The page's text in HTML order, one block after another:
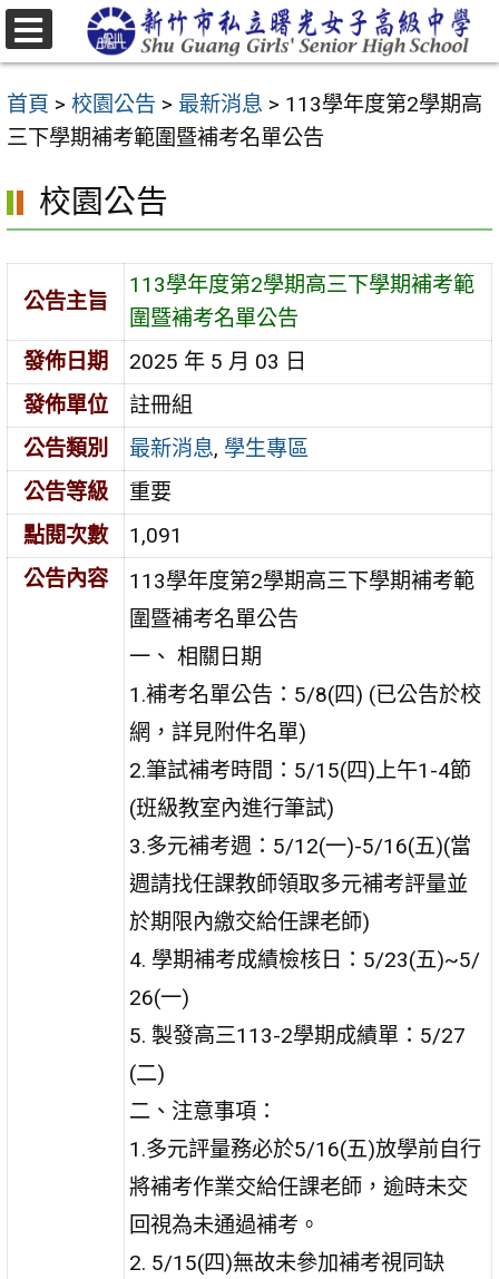
跳
至
要
內
區
首頁 > 校園公告 > 最新消息 > 113學年度第2學期高
三下學期補考範圍暨補考名單公告
校園公告
公告主旨
113學年度第2學期高三下學期補考範
圍暨補考名單公告
發佈日期
2025 年 5 月 03 日
發佈單位
註冊組
公告類別
最新消息, 學生專區
公告等級
重要
點閱次數
1,091
公告內容
113學年度第2學期高三下學期補考範
圍暨補考名單公告
一、 相關日期
1.補考名單公告：5/8(四) (已公告於校
網，詳見附件名單)
2.筆試補考時間：5/15(四)上午1-4節
(班級教室內進行筆試)
3.多元補考週：5/12(一)-5/16(五)(當
週請找任課教師領取多元補考評量並
於期限內繳交給任課老師)
4. 學期補考成績檢核日：5/23(五)~5/
26(一)
5. 製發高三113-2學期成績單：5/27
(二)
二、注意事項：
1.多元評量務必於5/16(五)放學前自行
將補考作業交給任課老師，逾時未交
回視為未通過補考。
2. 5/15(四)無故未參加補考視同缺
選
單